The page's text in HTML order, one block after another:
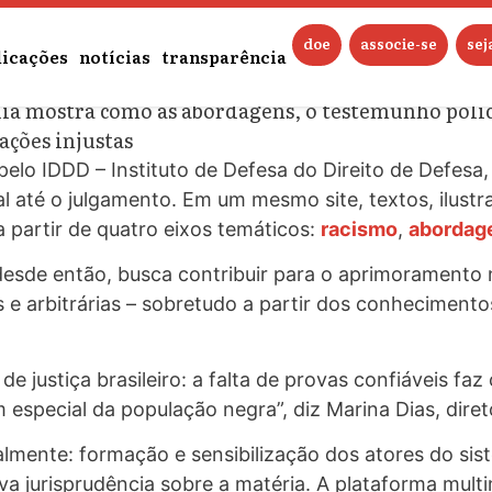
notícias transparência
doe associe-se
e informações sobre
como as abordagens, o testemunho
injustas
IDDD – Instituto de Defesa do Direito de
até o julgamento. Em um mesmo site, textos,
partir de quatro eixos temáticos: racismo,
então, busca contribuir para o
arbitrárias – sobretudo a partir dos
justiça brasileiro: a falta de provas confiáveis
da população negra”, diz Marina Dias,
formação e sensibilização dos atores do
jurisprudência sobre a matéria. A plataforma